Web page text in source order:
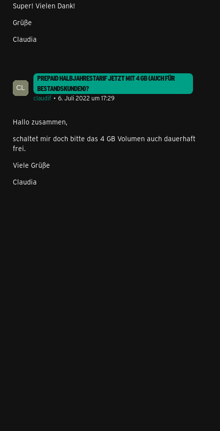
Super! Vielen Dank!
Grüße
Claudia
PREPAID HALBJAHRESTARIF JETZT MIT 4 GB (AUCH FÜR
BESTANDSKUNDEN)?
claudif
6. Juli 2022 um 17:29
Hallo zusammen,
schaltet mir doch bitte das 4 GB Volumen auch dauerhaft
frei.
Viele Grüße
Claudia